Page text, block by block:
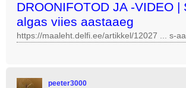
s
t
i
t
u
DROONIFOTOD JA -VIDEO |
algas viies aastaaeg
https://maaleht.delfi.ee/artikkel/12027 ... s-
peeter3000